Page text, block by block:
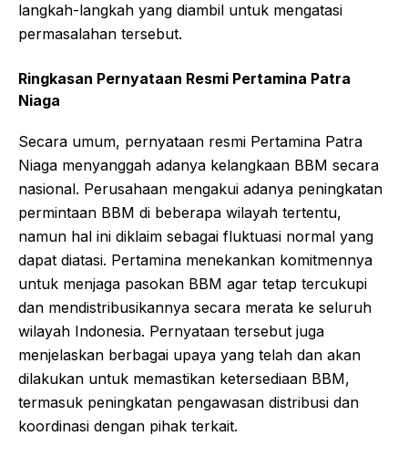
langkah-langkah yang diambil untuk mengatasi
permasalahan tersebut.
Ringkasan Pernyataan Resmi Pertamina Patra
Niaga
Secara umum, pernyataan resmi Pertamina Patra
Niaga menyanggah adanya kelangkaan BBM secara
nasional. Perusahaan mengakui adanya peningkatan
permintaan BBM di beberapa wilayah tertentu,
namun hal ini diklaim sebagai fluktuasi normal yang
dapat diatasi. Pertamina menekankan komitmennya
untuk menjaga pasokan BBM agar tetap tercukupi
dan mendistribusikannya secara merata ke seluruh
wilayah Indonesia. Pernyataan tersebut juga
menjelaskan berbagai upaya yang telah dan akan
dilakukan untuk memastikan ketersediaan BBM,
termasuk peningkatan pengawasan distribusi dan
koordinasi dengan pihak terkait.